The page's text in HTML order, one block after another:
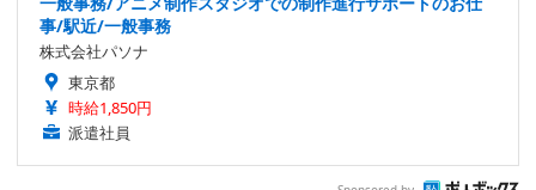
事/駅近/一般事務
株式会社パソナ
東京都
時給1,850円
派遣社員